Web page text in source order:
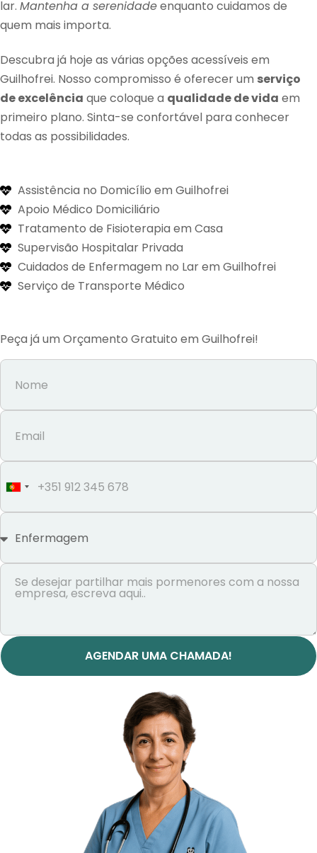
lar. Mantenha a serenidadeenquanto cuidamos de
quem mais importa.
Descubra já hoje as várias opções acessíveis em
Guilhofrei. Nosso compromisso é oferecer um serviço
de excelência que coloque a qualidade de vida em
primeiro plano. Sinta-se confortável para conhecer
todas as possibilidades.
Assistência no Domicílio em Guilhofrei
Apoio Médico Domiciliário
Tratamento de Fisioterapia em Casa
Supervisão Hospitalar Privada
Cuidados de Enfermagem no Lar em Guilhofrei
Serviço de Transporte Médico
Peça já um Orçamento Gratuito em Guilhofrei!
Portugal
+351
AGENDAR UMA CHAMADA!